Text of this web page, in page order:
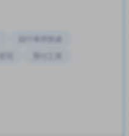
自行車停放處
預付工資